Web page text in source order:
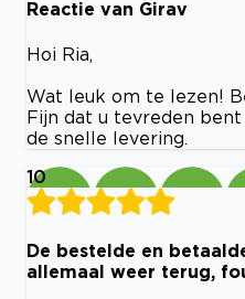
Reactie van Girav
Hoi Ria,
Wat leuk om te lezen!
Fijn dat u tevreden
de snelle levering.
10
De bestelde en
allemaal weer terug,